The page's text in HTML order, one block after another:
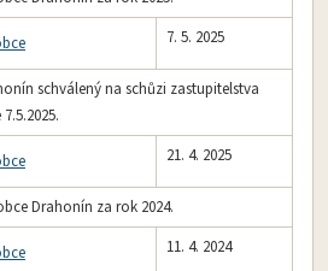
7. 5. 2025
schválený na schůzi zastupitelstva
21. 4. 2025
Drahonín za rok 2024.
11. 4. 2024